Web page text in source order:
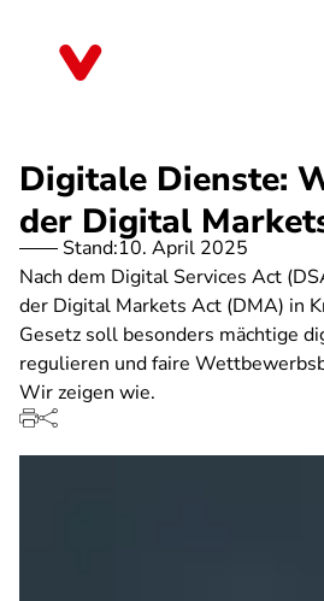
Digitale Dienste:
der Digital
Stand:10. April 2025
Nach dem Digital Services Act
der Digital Markets Act (DMA) in
Gesetz soll besonders mächtige
regulieren und faire
Wir zeigen wie.